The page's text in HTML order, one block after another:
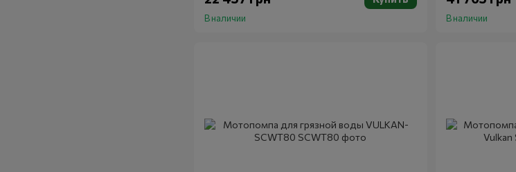
В наличии В наличии